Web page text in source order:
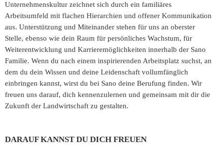
Unternehmenskultur zeichnet sich durch ein familiäres
Arbeitsumfeld mit flachen Hierarchien und offener Kommunikation
aus. Unterstützung und Miteinander stehen für uns an oberster
Stelle, ebenso wie dein Raum für persönliches Wachstum, für
Weiterentwicklung und Karrieremöglichkeiten innerhalb der Sano
Familie. Wenn du nach einem inspirierenden Arbeitsplatz suchst, an
dem du dein Wissen und deine Leidenschaft vollumfänglich
einbringen kannst, wirst du bei Sano deine Berufung finden. Wir
freuen uns darauf, dich kennenzulernen und gemeinsam mit dir die
Zukunft der Landwirtschaft zu gestalten.
DARAUF KANNST DU DICH FREUEN